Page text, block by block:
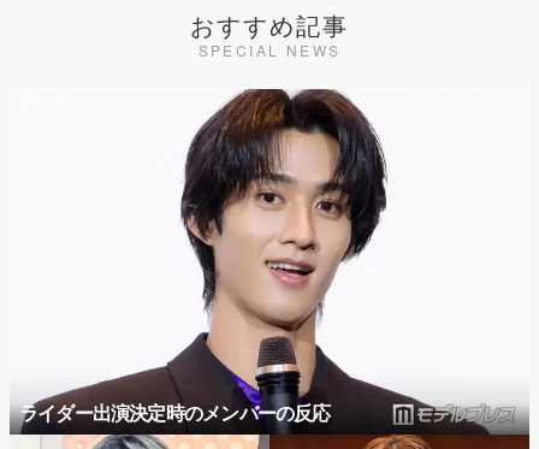
おすすめ記事
SPECIAL NEWS
ライダー出演決定時のメンバーの反応